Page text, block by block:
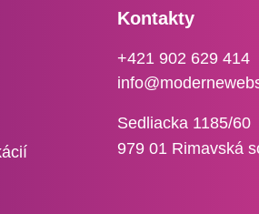
Kontakty
+421 902 629 414
Sedliacka 1185/60
979 01 Rimavská